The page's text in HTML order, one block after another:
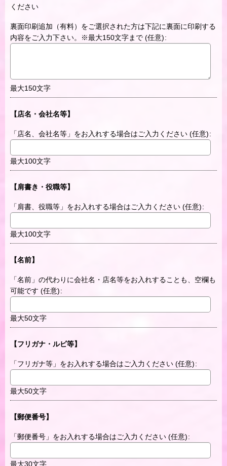
ください
裏面印刷追加（有料）をご選択された方は下記に裏面に印刷する
内容をご入力下さい。※最大150文字まで (任意):
最大150文字
【店名・会社名等】
「店名、会社名等」をお入れする場合はご入力ください (任意):
最大100文字
【肩書き・役職等】
「肩書、役職等」をお入れする場合はご入力ください (任意):
最大100文字
【名前】
「名前」の代わりに会社名・店名等をお入れすることも、空欄も
可能です (任意):
最大50文字
【フリガナ・ルビ等】
「フリガナ等」をお入れする場合はご入力ください (任意):
最大50文字
【郵便番号】
「郵便番号」をお入れする場合はご入力ください (任意):
最大30文字